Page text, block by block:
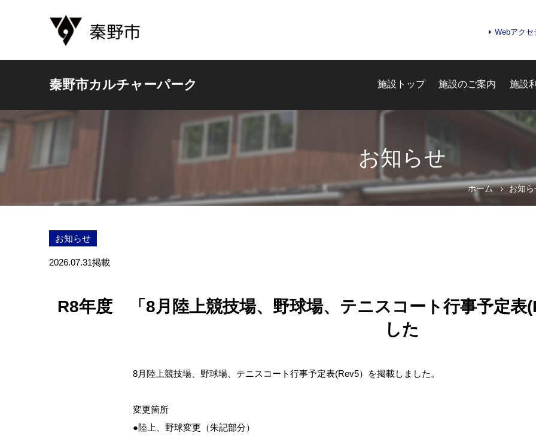
Webアクセ
秦野市カルチャーパーク 施設トップ 施設のご案内 施設
お問合せフォーム
e-kanagawa施設予約システム
お知らせ
ホーム お知
お知らせ
2026.07.31掲載
R8年度 「8月陸上競技場、野球場、テニスコート行事予定表
した
8月陸上競技場、野球場、テニスコート行事予定表(Rev5）を掲載しました。
変更箇所
●陸上、野球変更（朱記部分）